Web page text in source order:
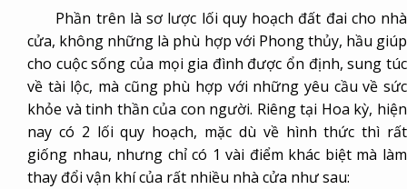
Phần trên là sơ lược lối quy hoạch đất đai cho nhà
cửa, không những là phù hợp với Phong thủy, hầu giúp
cho cuộc sống của mọi gia đình được ổn định, sung túc
về tài lộc, mà cũng phù hợp với những yêu cầu về sức
khỏe và tinh thần của con người. Riêng tại Hoa kỳ, hiện
nay có 2 lối quy hoạch, mặc dù về hình thức thì rất
giống nhau, nhưng chỉ có 1 vài điểm khác biệt mà làm
thay đổi vận khí của rất nhiều nhà cửa như sau: